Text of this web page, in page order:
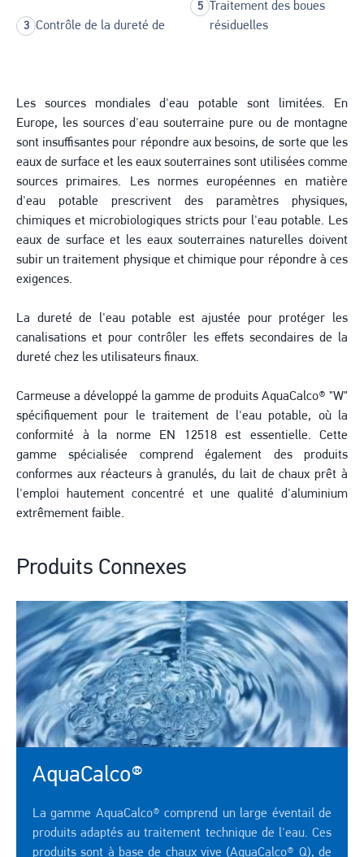
Contrôle de la dureté de
Traitement des boues
résiduelles
Les sources mondiales d'eau potable sont limitées. En
Europe, les sources d'eau souterraine pure ou de montagne
sont insuffisantes pour répondre aux besoins, de sorte que les
eaux de surface et les eaux souterraines sont utilisées comme
sources primaires. Les normes européennes en matière
d'eau potable prescrivent des paramètres physiques,
chimiques et microbiologiques stricts pour l'eau potable. Les
eaux de surface et les eaux souterraines naturelles doivent
subir un traitement physique et chimique pour répondre à ces
exigences.
La dureté de l'eau potable est ajustée pour protéger les
canalisations et pour contrôler les effets secondaires de la
dureté chez les utilisateurs finaux.
Carmeuse a développé la gamme de produits AquaCalco® "W"
spécifiquement pour le traitement de l'eau potable, où la
conformité à la norme EN 12518 est essentielle. Cette
gamme spécialisée comprend également des produits
conformes aux réacteurs à granulés, du lait de chaux prêt à
l'emploi hautement concentré et une qualité d'aluminium
extrêmement faible.
Produits Connexes
AquaCalco®
La gamme AquaCalco® comprend un large éventail de
produits adaptés au traitement technique de l'eau. Ces
produits sont à base de chaux vive (AquaCalco® Q), de